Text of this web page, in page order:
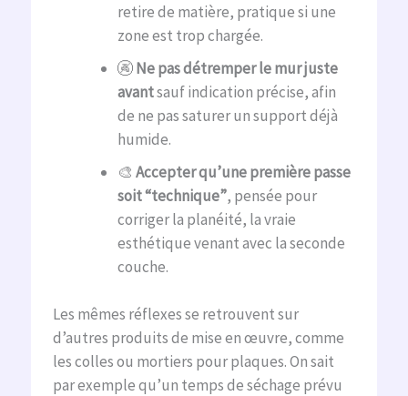
retire de matière, pratique si une
zone est trop chargée.
🚱Ne pas détremper le mur juste
avantsauf indication précise, afin
de ne pas saturer un support déjà
humide.
🎨 Accepter qu’une première passe
soit “technique”, pensée pour
corriger la planéité, la vraie
esthétique venant avec la seconde
couche.
Les mêmes réflexes se retrouvent sur
d’autres produits de mise en œuvre, comme
les colles ou mortiers pour plaques. On sait
par exemple qu’un temps de séchage prévu